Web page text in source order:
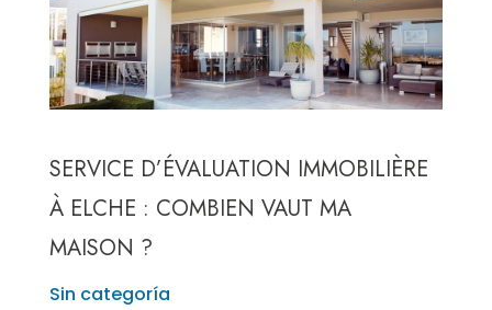
SERVICE D’ÉVALUATION IMMOBILIÈRE
À ELCHE : COMBIEN VAUT MA
MAISON ?
Sin categoría